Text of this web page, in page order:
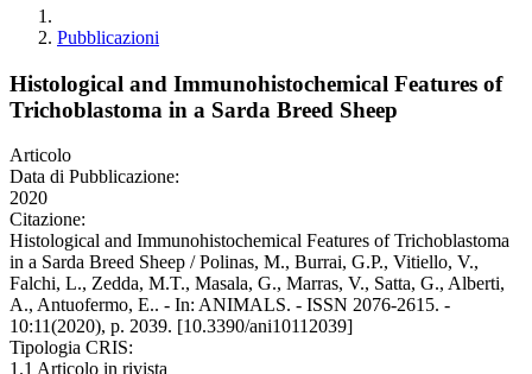
Pubblicazioni
Histological and Immunohistochemical Features of
Trichoblastoma in a Sarda Breed Sheep
Articolo
Data di Pubblicazione:
2020
Citazione:
Histological and Immunohistochemical Features of Trichoblastoma
in a Sarda Breed Sheep / Polinas, M., Burrai, G.P., Vitiello, V.,
Falchi, L., Zedda, M.T., Masala, G., Marras, V., Satta, G., Alberti,
A., Antuofermo, E.. - In: ANIMALS. - ISSN 2076-2615. -
10:11(2020), p. 2039. [10.3390/ani10112039]
Tipologia CRIS:
1.1 Articolo in rivista